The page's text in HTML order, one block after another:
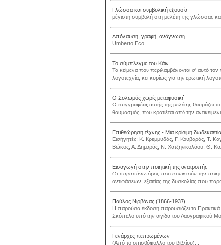
Γλώσσα και συμβολική εξουσία
μέγιστη συμβολή στη μελέτη της γλώσσας
Απόλαυση, γραφή, ανάγνωση
Umberto Eco...
Το σύμπλεγμα του Κάιν
Τα κείμενα που περιλαμβάνονται σ' αυτό τον
λογοτεχνία, και κυρίως για την ερωτική
Ο Σολωμός χωρίς μεταφυσική
Ο συγγραφέας αυτής της μελέτης θαυμάζει
θαυμασμός, που κρατιέται από την
Επιθεώρηση τέχνης - Μια κρίσιμη δωδεκαετία
Εισήγητές: Κ. Κρεμμυδάς, Γ. Κουβαράς, Τ.
Βώκος, Α. Δημαράς, Ν. Χατζηνικολάου, Θ.
Εισαγωγή στην ποιητική της ανατροπής
Οι παραπάνω όροι, που συνιστούν την
αντιφάσεων, εξαιτίας της δυσκολίας που
Παύλος Νιρβάνας (1866-1937)
Η παρούσα έκδοση παρουσιάζει τα Πρακτικά
Σκόπελο υπό την αιγίδα του Λαογραφικού
Γενάρχες πεπρωμένων
(Από το οπισθόφυλλο του βιβλίου)...